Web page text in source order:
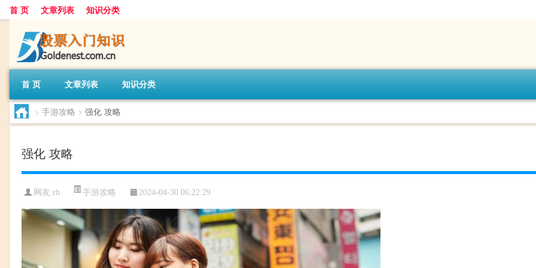
首 页 文章列表 知识分类
首 页 文章列表 知识分类
> 手游攻略 > 强化 攻略
强化 攻略
网友:rh 手游攻略 2024-04-30 06:22:29